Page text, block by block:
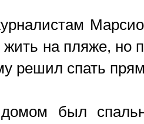
жить на пляже, но
решил спать
был